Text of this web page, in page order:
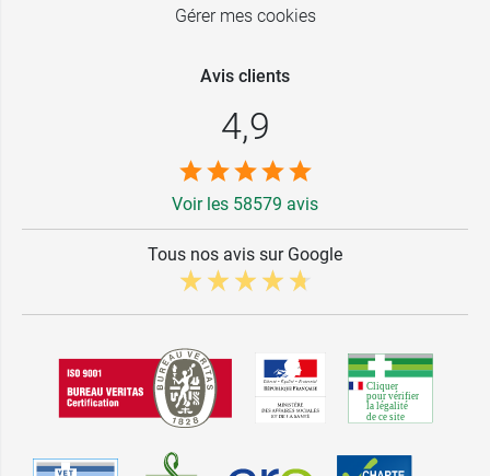
Gérer mes cookies
Avis clients
4,9
Voir les 58579 avis
Tous nos avis sur Google